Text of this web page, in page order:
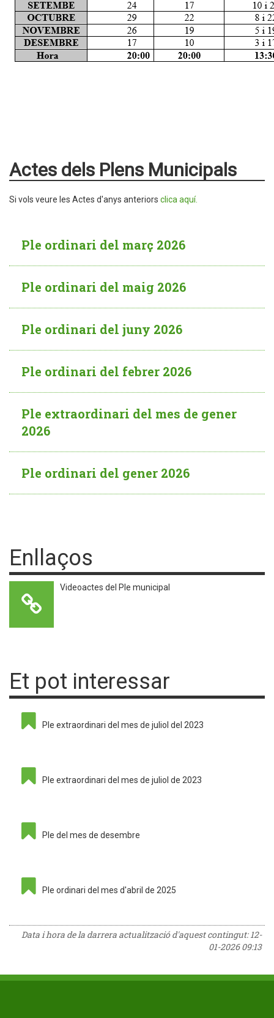
Actes dels Plens Municipals
Si vols veure les Actes d'anys anteriors clica aquí.
Ple ordinari del març 2026
Ple ordinari del maig 2026
Ple ordinari del juny 2026
Ple ordinari del febrer 2026
Ple extraordinari del mes de gener
2026
Ple ordinari del gener 2026
Enllaços
Videoactes del Ple municipal
Et pot interessar
Ple extraordinari del mes de juliol del 2023
Ple extraordinari del mes de juliol de 2023
Ple del mes de desembre
Ple ordinari del mes d'abril de 2025
Data i hora de la darrera actualització d'aquest contingut:12-
01-2026 09:13